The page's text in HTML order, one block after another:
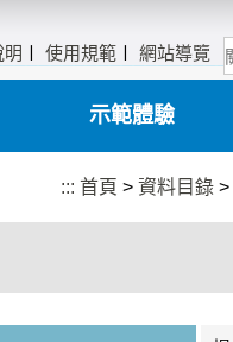
〡使用規範 〡網站導覽
示範體驗
::: 首頁 >資料目錄 >